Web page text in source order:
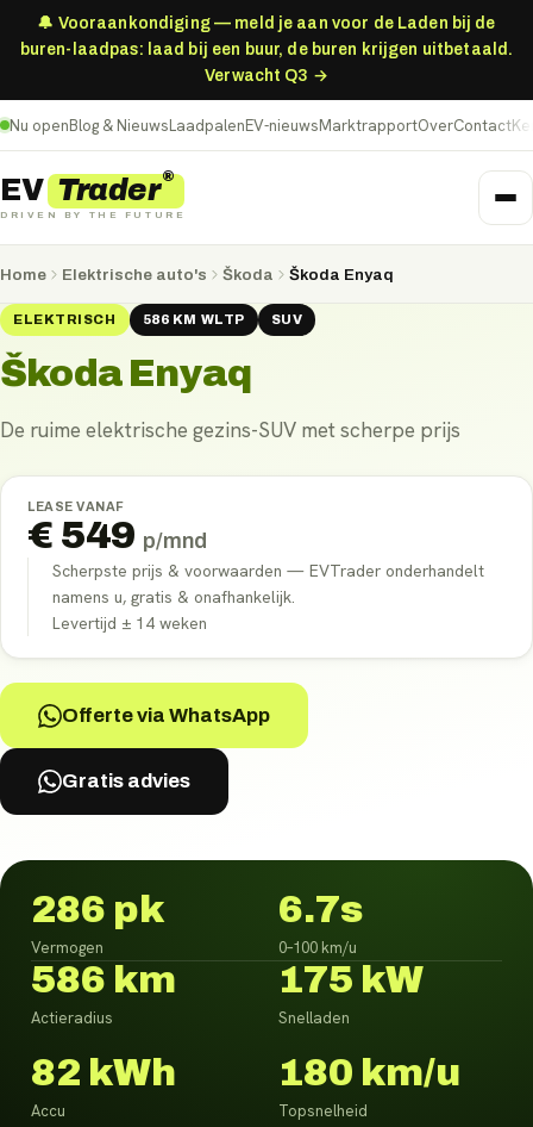
🔔 Vooraankondiging — meld je aan voor de Laden bij de
buren-laadpas: laad bij een buur, de buren krijgen uitbetaald.
Verwacht Q3 →
Nu openBlog & NieuwsLaadpalenEV-nieuwsMarktrapportOverContact
EV Trader®
DRIVEN BY THE FUTURE
Home Elektrische auto's Škoda Škoda Enyaq
ELEKTRISCH 586 KM WLTP SUV
Škoda Enyaq
De ruime elektrische gezins-SUV met scherpe prijs
LEASE VANAF
€ 549 p/mnd
Scherpste prijs & voorwaarden — EVTrader onderhandelt
namens u, gratis & onafhankelijk.
Levertijd ± 14 weken
Offerte via WhatsApp
Gratis advies
286 pk
Vermogen
6.7s
0–100 km/u
586 km
Actieradius
175 kW
Snelladen
82 kWh
Accu
180 km/u
Topsnelheid